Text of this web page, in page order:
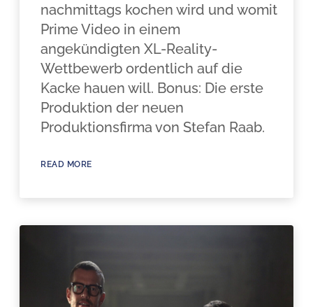
nachmittags kochen wird und womit
Prime Video in einem
angekündigten XL-Reality-
Wettbewerb ordentlich auf die
Kacke hauen will. Bonus: Die erste
Produktion der neuen
Produktionsfirma von Stefan Raab.
READ MORE